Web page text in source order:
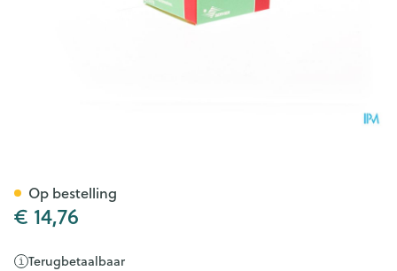
€ 14,76
Terugbetaalbaar
Op bestelling